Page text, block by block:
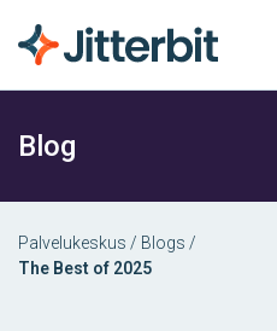
Blog
Palvelukeskus / Blogs /
The Best of 2025